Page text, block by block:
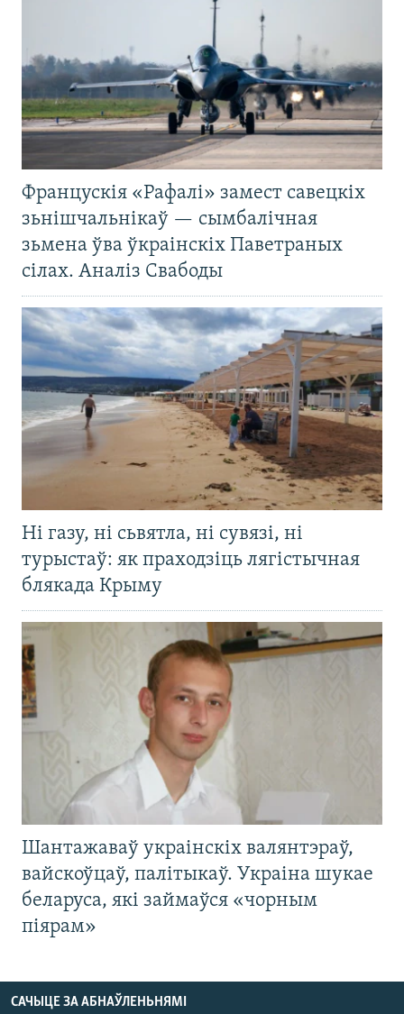
Францускія «Рафалі» замест савецкіх
зьнішчальнікаў — сымбалічная
зьмена ўва ўкраінскіх Паветраных
сілах. Аналіз Свабоды
Ні газу, ні сьвятла, ні сувязі, ні
турыстаў: як праходзіць лягістычная
блякада Крыму
Шантажаваў украінскіх валянтэраў,
вайскоўцаў, палітыкаў. Украіна шукае
беларуса, які займаўся «чорным
піярам»
САЧЫЦЕ ЗА АБНАЎЛЕНЬНЯМІ